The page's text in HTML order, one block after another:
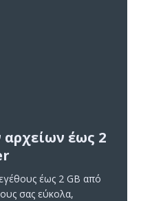
έως 2
έως 2 GB από
σας εύκολα,